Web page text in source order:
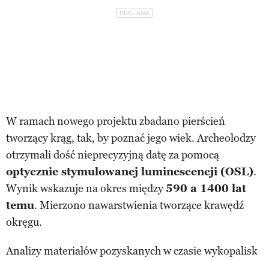
W ramach nowego projektu zbadano pierścień
tworzący krąg, tak, by poznać jego wiek. Archeolodzy
otrzymali dość nieprecyzyjną datę za pomocą
optycznie stymulowanej luminescencji (OSL).
Wynik wskazuje na okres między 590 a 1400 lat
temu. Mierzono nawarstwienia tworzące krawędź
okręgu.
Analizy materiałów pozyskanych w czasie wykopalisk